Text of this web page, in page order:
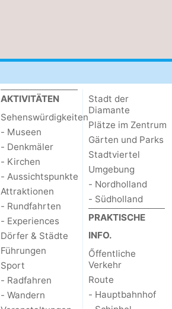
AKTIVITÄTEN
Sehenswürdigkeiten
- Museen
- Denkmäler
- Kirchen
- Aussichtspunkte
Attraktionen
- Rundfahrten
- Experiences
Dörfer & Städte
Führungen
Sport
- Radfahren
- Wandern
Stadt der
Diamante
Plätze im Zentrum
Gärten und Parks
Stadtviertel
Umgebung
- Nordholland
- Südholland
PRAKTISCHE
INFO.
Őffentliche
Verkehr
Route
- Hauptbahnhof